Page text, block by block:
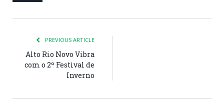
PREVIOUS ARTICLE
Alto Rio Novo Vibra
com o 2º Festival de
Inverno